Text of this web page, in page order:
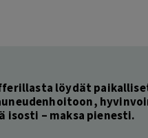
löydät
isosti – maksa pienesti.